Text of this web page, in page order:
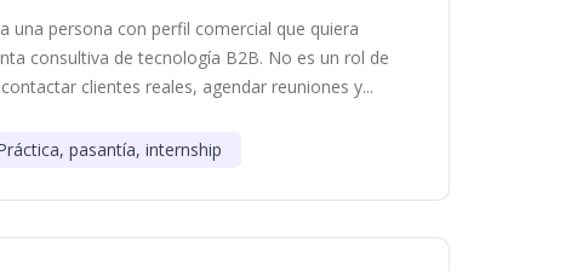
una persona con perfil comercial que quiera
consultiva de tecnología B2B. No es un rol de
clientes reales, agendar reuniones y...
pasantía, internship